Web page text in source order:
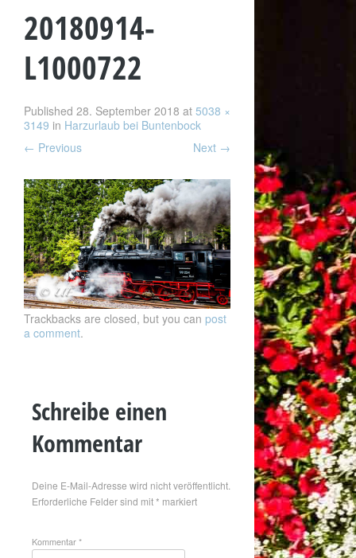
20180914-
L1000722
Published 28. September 2018 at 5038 ×
3149 in Harzurlaub bei Buntenbock
← Previous Next →
Trackbacks are closed, but you can post
a comment.
Schreibe einen
Kommentar
Deine E-Mail-Adresse wird nicht veröffentlicht.
Erforderliche Felder sind mit* markiert
Kommentar*